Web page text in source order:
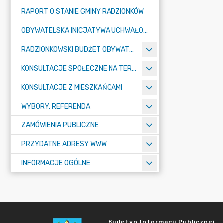
RAPORT O STANIE GMINY RADZIONKÓW
OBYWATELSKA INICJATYWA UCHWAŁODAWCZA
RADZIONKOWSKI BUDŻET OBYWATELSKI
KONSULTACJE SPOŁECZNE NA TERENIE MIASTA RADZIONKÓW
KONSULTACJE Z MIESZKAŃCAMI
WYBORY, REFERENDA
ZAMÓWIENIA PUBLICZNE
PRZYDATNE ADRESY WWW
INFORMACJE OGÓLNE
Biuletyn Informacji Publicznej